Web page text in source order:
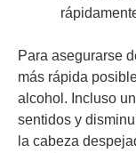
Para asegurarse
más rápida
alcohol. Incluso
sentidos y
la cabeza